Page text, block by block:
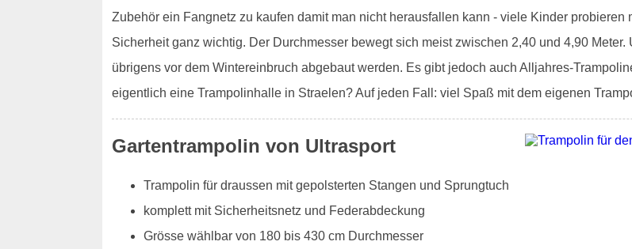
Zubehör ein Fangnetz zu kaufen damit man nicht herausfallen kann - viele Kinder
Sicherheit ganz wichtig. Der Durchmesser bewegt sich meist zwischen 2,40 und 4,90
übrigens vor dem Wintereinbruch abgebaut werden. Es gibt jedoch auch Alljahres-
eigentlich eine Trampolinhalle in Straelen? Auf jeden Fall: viel Spaß mit dem eigenen
Gartentrampolin von Ultrasport
Trampolin für draussen mit gepolsterten Stangen und Sprungtuch
komplett mit Sicherheitsnetz und Federabdeckung
Grösse wählbar von 180 bis 430 cm Durchmesser